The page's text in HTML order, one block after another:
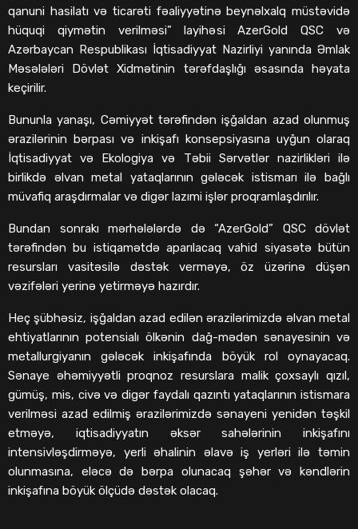
qanuni hasilatı və ticarəti fəaliyyətinə beynəlxalq müstəvidə
hüquqi qiymətin verilməsi” layihəsi AzerGold QSC və
Azərbaycan Respublikası İqtisadiyyat Nazirliyi yanında Əmlak
Məsələləri Dövlət Xidmətinin tərəfdaşlığı əsasında həyata
keçirilir.
Bununla yanaşı, Cəmiyyət tərəfindən işğaldan azad olunmuş
ərazilərinin bərpası və inkişafı konsepsiyasına uyğun olaraq
İqtisadiyyat və Ekologiya və Təbii Sərvətlər nazirlikləri ilə
birlikdə əlvan metal yataqlarının gələcək istismarı ilə bağlı
müvafiq araşdırmalar və digər lazımi işlər proqramlaşdırılır.
Bundan sonrakı mərhələlərdə də “AzerGold” QSC dövlət
tərəfindən bu istiqamətdə aparılacaq vahid siyasətə bütün
resursları vasitəsilə dəstək verməyə, öz üzərinə düşən
vəzifələri yerinə yetirməyə hazırdır.
Heç şübhəsiz, işğaldan azad edilən ərazilərimizdə əlvan metal
ehtiyatlarının potensialı ölkənin dağ-mədən sənayesinin və
metallurgiyanın gələcək inkişafında böyük rol oynayacaq.
Sənaye əhəmiyyətli proqnoz resurslara malik çoxsaylı qızıl,
gümüş, mis, civə və digər faydalı qazıntı yataqlarının istismara
verilməsi azad edilmiş ərazilərimizdə sənayeni yenidən təşkil
etməyə, iqtisadiyyatın əksər sahələrinin inkişafını
intensivləşdirməyə, yerli əhalinin əlavə iş yerləri ilə təmin
olunmasına, eləcə də bərpa olunacaq şəhər və kəndlərin
inkişafına böyük ölçüdə dəstək olacaq.